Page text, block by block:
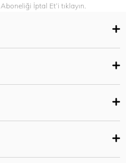
İptal Et’i tıklayın.